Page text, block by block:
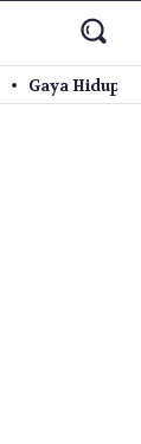
Gaya Hidup